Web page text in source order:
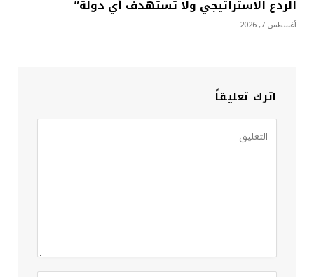
الردع الاستراتيجي ولا تستهدف أي دولة”
أغسطس 7, 2026
اترك تعليقاً